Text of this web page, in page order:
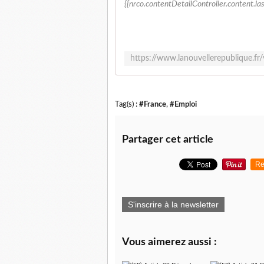
Tag(s) : #France, #Emploi
Partager cet article
S'inscrire à la newsletter
Vous aimerez aussi :